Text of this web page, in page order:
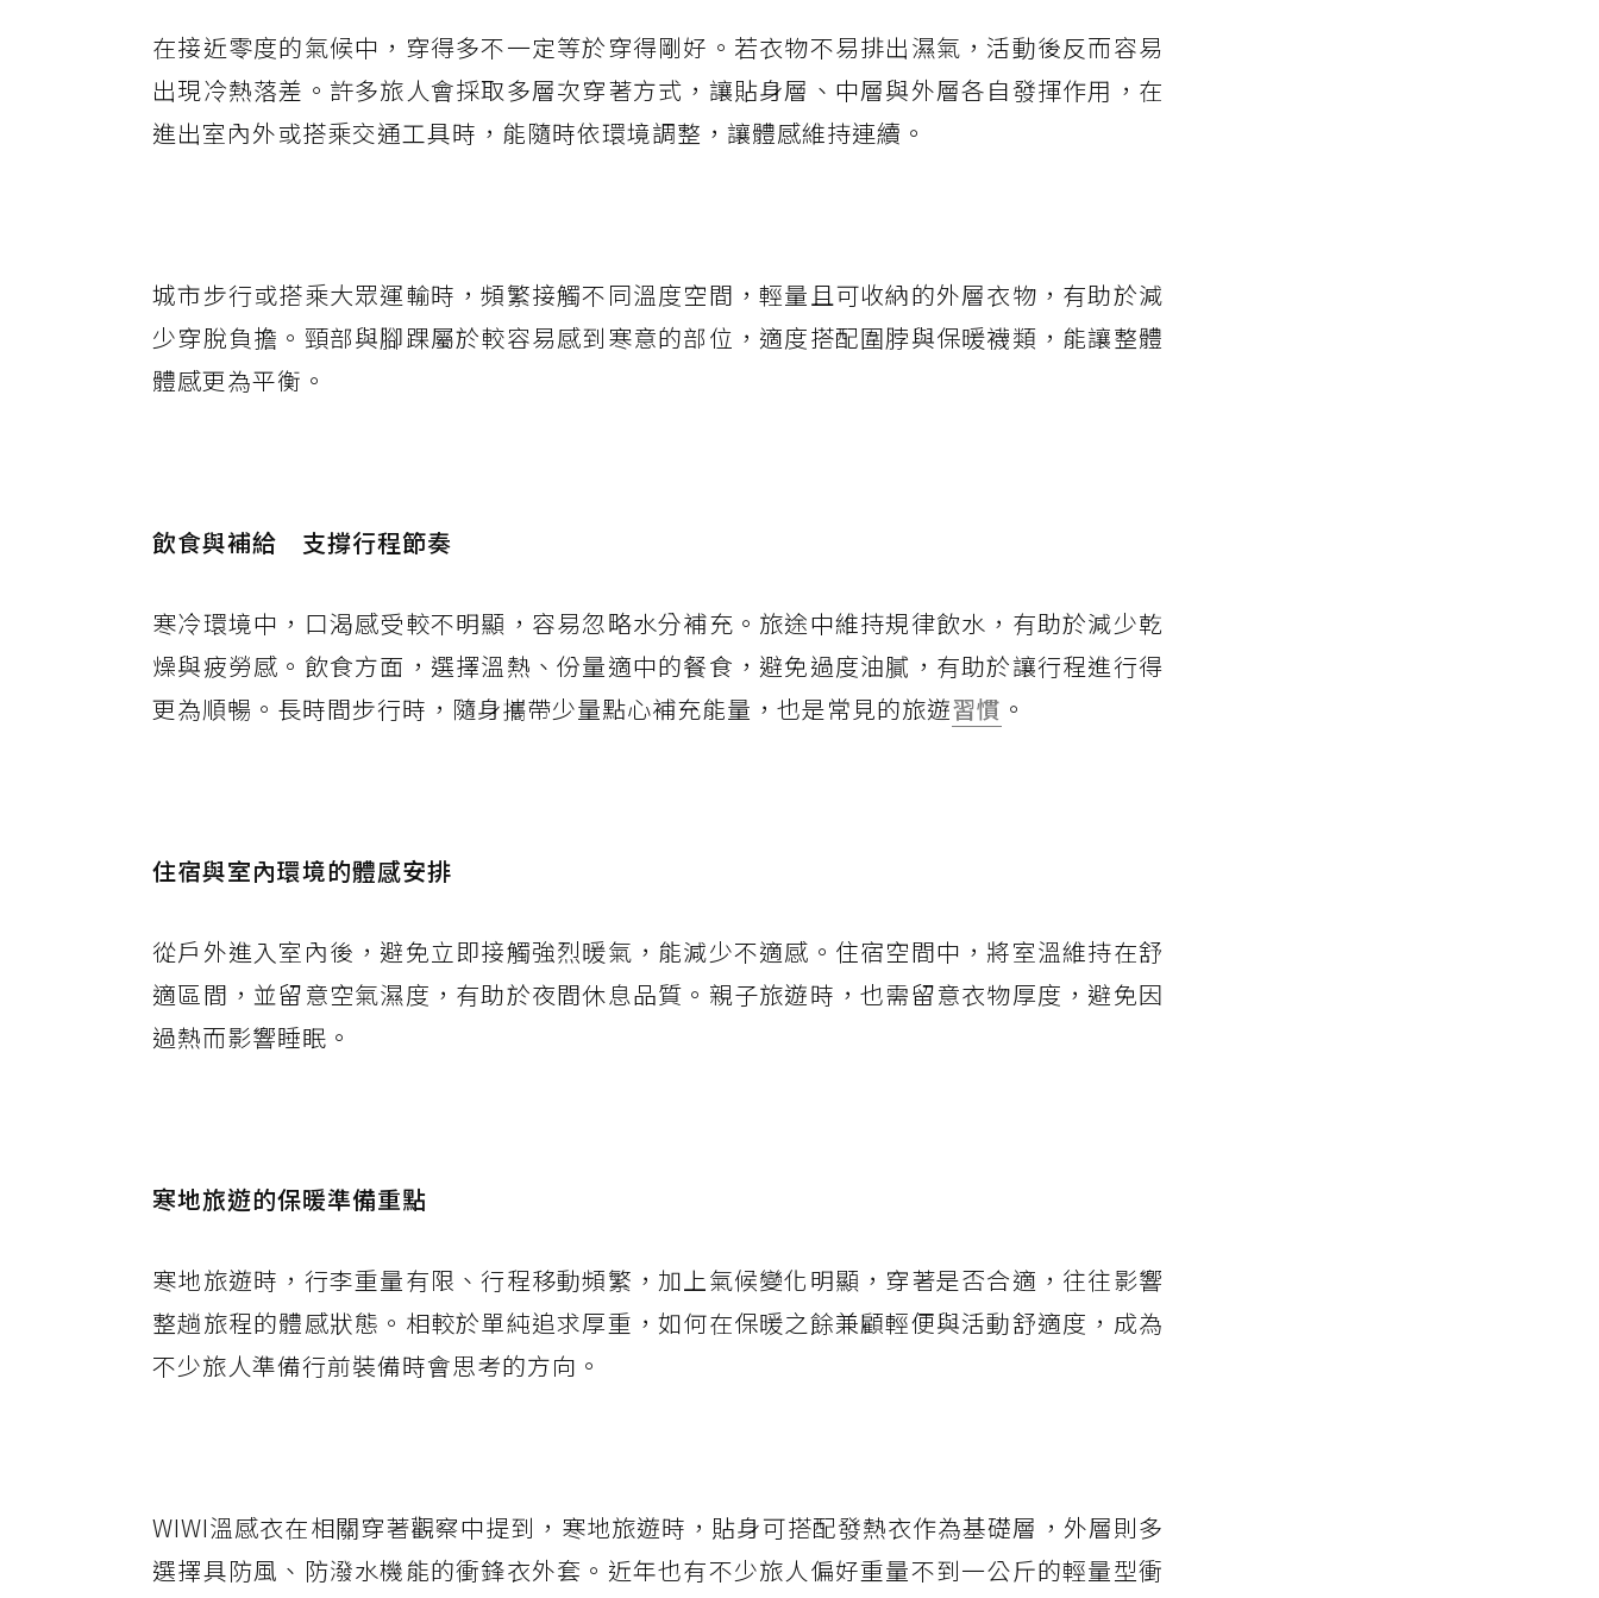
在接近零度的氣候中，穿得多不一定等於穿得剛好。若衣物不易排出濕氣，活動後反而容易
出現冷熱落差。許多旅人會採取多層次穿著方式，讓貼身層、中層與外層各自發揮作用，在
進出室內外或搭乘交通工具時，能隨時依環境調整，讓體感維持連續。
城市步行或搭乘大眾運輸時，頻繁接觸不同溫度空間，輕量且可收納的外層衣物，有助於減
少穿脫負擔。頸部與腳踝屬於較容易感到寒意的部位，適度搭配圍脖與保暖襪類，能讓整體
體感更為平衡。
飲食與補給 支撐行程節奏
寒冷環境中，口渴感受較不明顯，容易忽略水分補充。旅途中維持規律飲水，有助於減少乾
燥與疲勞感。飲食方面，選擇溫熱、份量適中的餐食，避免過度油膩，有助於讓行程進行得
更為順暢。長時間步行時，隨身攜帶少量點心補充能量，也是常見的旅遊習慣 。
住宿與室內環境的體感安排
從戶外進入室內後，避免立即接觸強烈暖氣，能減少不適感。住宿空間中，將室溫維持在舒
適區間，並留意空氣濕度，有助於夜間休息品質。親子旅遊時，也需留意衣物厚度，避免因
過熱而影響睡眠。
寒地旅遊的保暖準備重點
寒地旅遊時，行李重量有限、行程移動頻繁，加上氣候變化明顯，穿著是否合適，往往影響
整趟旅程的體感狀態。相較於單純追求厚重，如何在保暖之餘兼顧輕便與活動舒適度，成為
不少旅人準備行前裝備時會思考的方向。
WIWI溫感衣在相關穿著觀察中提到，寒地旅遊時，貼身可搭配發熱衣作為基礎層，外層則多
選擇具防風、防潑水機能的衝鋒衣外套。近年也有不少旅人偏好重量不到一公斤的輕量型衝